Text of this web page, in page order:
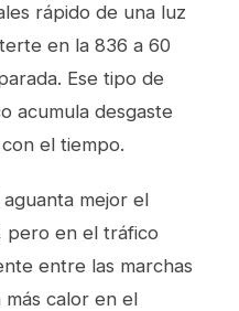
rápido de una luz
en la 836 a 60
Ese tipo de
acumula desgaste
el tiempo.
mejor el
pero en el tráfico
entre las marchas
más calor en el